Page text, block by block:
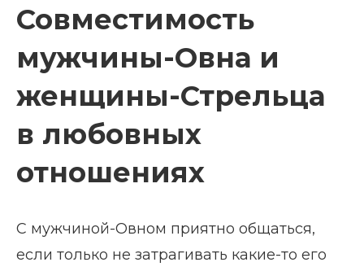
Совместимость
мужчины-Овна и
женщины-Стрельца
в любовных
отношениях
С мужчиной-Овном приятно общаться,
если только не затрагивать какие-то его